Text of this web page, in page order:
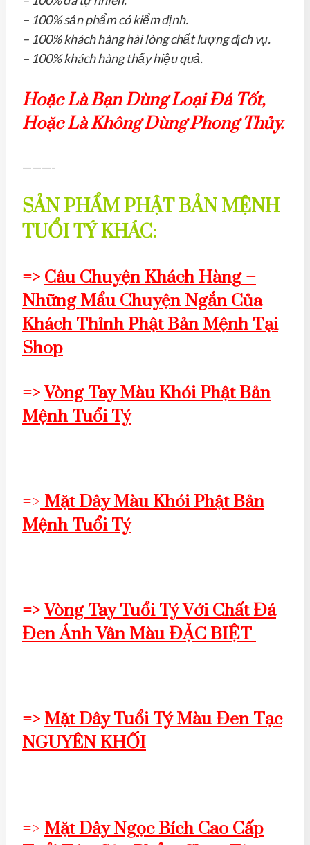
– 100% sản phẩm có kiểm định.
– 100% khách hàng hài lòng chất lượng dịch vụ.
– 100% khách hàng thấy hiệu quả.
Hoặc Là Bạn Dùng Loại Đá Tốt,
Hoặc Là Không Dùng Phong Thủy.
———-
SẢN PHẨM PHẬT BẢN MỆNH
TUỔI TÝ KHÁC:
=> Câu Chuyện Khách Hàng –
Những Mẩu Chuyện Ngắn Của
Khách Thỉnh Phật Bản Mệnh Tại
Shop
=>Vòng Tay Màu Khói Phật Bản
Mệnh Tuổi Tý
=> Mặt Dây Màu Khói Phật Bản
Mệnh Tuổi Tý
=>Vòng Tay Tuổi Tý Với Chất Đá
Đen Ánh Vân Màu ĐẶC BIỆT
=>Mặt Dây Tuổi Tý Màu Đen Tạc
NGUYÊN KHỐI
=> Mặt Dây Ngọc Bích Cao Cấp